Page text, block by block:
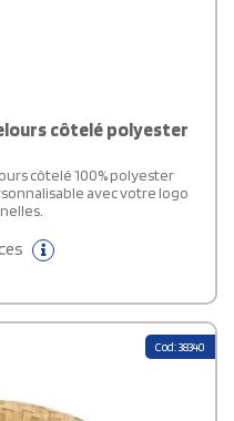
côtelé polyester
côtelé 100% polyester
avec votre logo
Cod: 38340